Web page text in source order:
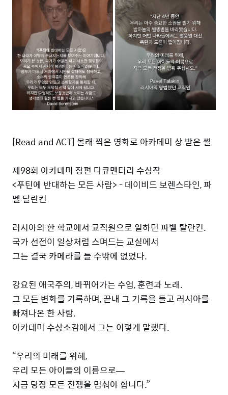
[Read and ACT] 몰래 찍은 영화로 아카데미 상 받은 썰
제98회 아카데미 장편 다큐멘터리 수상작
<푸틴에 반대하는 모든 사람> - 데이비드 보렌스타인, 파
벨 탈란킨
러시아의 한 학교에서 교직원으로 일하던 파벨 탈란킨.
국가 선전이 일상처럼 스며드는 교실에서
그는 결국 카메라를 들 수밖에 없었다.
강요된 애국주의, 바뀌어가는 수업, 훈련과 노래.
그 모든 변화를 기록하며, 끝내 그 기록을 들고 러시아를
빠져나온 한 사람.
아카데미 수상소감에서 그는 이렇게 말했다.
“우리의 미래를 위해,
우리 모든 아이들의 이름으로—
지금 당장 모든 전쟁을 멈춰야 합니다.”